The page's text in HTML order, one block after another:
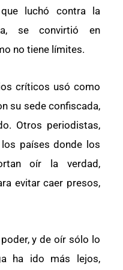
luchó contra la
se convirtió en
no tiene límites.
críticos usó como
su sede confiscada,
Otros periodistas,
países donde los
oír la verdad,
evitar caer presos,
y de oír sólo lo
ha ido más lejos,